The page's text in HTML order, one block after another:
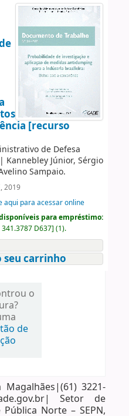
[recurso
de Defesa
Kannebley Júnior, Sérgio
Sampaio.
2019
aqui para acessar online
para empréstimo:
341.3787 D637] (1).
seu carrinho
o
de
Magalhães|(61) 3221-
Setor de
Norte – SEPN,